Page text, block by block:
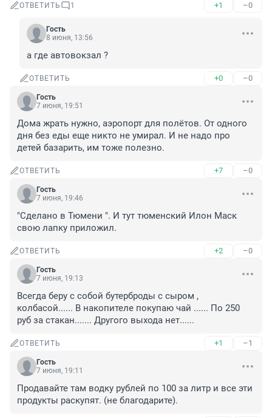
ОТВЕТИТЬ 1 +1 –0
Гость
8 июня, 13:56
а где автовокзал ?
ОТВЕТИТЬ +0 –0
Гость
7 июня, 19:51
Дома жрать нужно, аэропорт для полётов. От одного
дня без еды еще никто не умирал. И не надо про
детей базарить, им тоже полезно.
ОТВЕТИТЬ +7 –0
Гость
7 июня, 19:46
"Сделано в Тюмени ". И тут тюменский Илон Маск
свою лапку приложил.
ОТВЕТИТЬ +2 –0
Гость
7 июня, 19:13
Всегда беру с собой бутерброды с сыром ,
колбасой...... В накопителе покупаю чай ...... По 250
руб за стакан....... Другого выхода нет......
ОТВЕТИТЬ +1 –1
Гость
7 июня, 19:11
Продавайте там водку рублей по 100 за литр и все эти
продукты раскупят. (не благодарите).